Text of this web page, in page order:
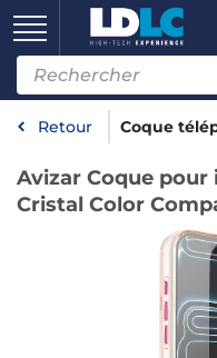
Retour Coque
Avizar Coque pour
Cristal Color